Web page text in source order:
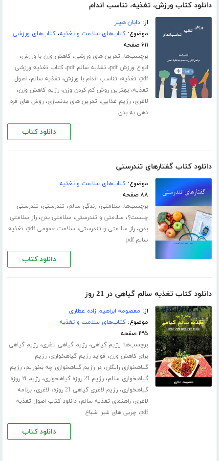
دانلود کتاب ورزش، تغذیه، تناسب اندام
از:دایان هیلز
موضوع:کتاب‌های سلامت و تغذیه،کتاب‌های ورزشی
۶۱۱ صفحه
برچسب‌ها: تمرین های ورزشی،کاهش وزن با ورزش،
انواع ورزش pdf ، تغذیه سالم pdf ،کتاب تغذیه ورزشی
pdf، تغذیه، تناسب اندام با ورزش، تغذیه سالم، اصول
تغذیه،بهترین روش کم کردن وزن،رژیم کاهش وزن،
لاغری،رژیم غذایی، تمرین های بدنسازی،روش های فرم
دهی به بدن
دانلود کتاب
دانلود کتاب گفتارهای تندرستی
موضوع:کتاب‌های سلامت و تغذیه
۸۸ صفحه
برچسب‌ها: سلامتی، زندگی سالم، تندرستی، تندرستی
چیست؟، سلامتی و تندرستی، سلامتی بدن،راز سلامتی
بدن،راز سلامتی و تندرستی، سلامت عمومی pdf ، تغذیه
سالم pdf
دانلود کتاب
دانلود کتاب تغذیه سالم گیاهی در 21 روز
از: معصومه ابراهیم زاده عطاری
موضوع:کتاب‌های سلامت و تغذیه
۱۳۵ صفحه
برچسب‌ها:رژیم گیاهی،رژیم گیاهی لاغری،رژیم گیاهی
برای کاهش وزن، فواید رژیم گیاهخواری،رژیم
گیاهخواری رایگان،در رژیم گیاهخواری چه بخوریم،رژیم
گیاهخواری سالم،رژیم 21 روزه گیاهخواری ،
رژیم ۲۱ روزه
گیاهخواری،رژیم لاغری گیاهی 21 روزه ، لاغری،برنامه
لاغری،راهنمای تغذیه سالم،دانلود کتاب اصول تغذیه
pdf، چربی های غیر اشباع
دانلود کتاب